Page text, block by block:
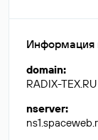
Информация
domain:
RADIX-TEX.RU
nserver: